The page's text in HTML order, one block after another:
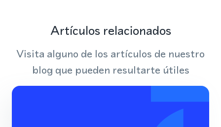
Artículos relacionados
Visita alguno de los artículos de nuestro
blog que pueden resultarte útiles